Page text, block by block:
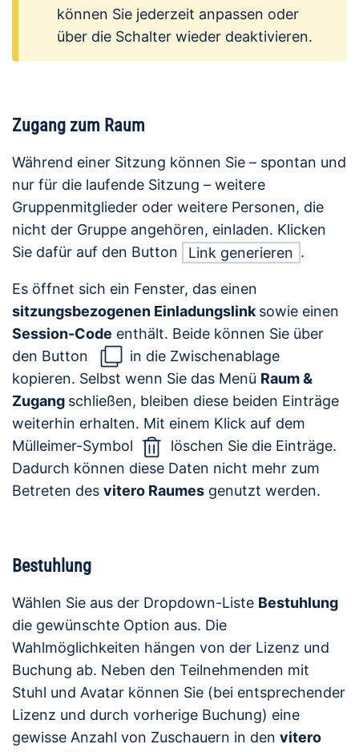
können Sie jederzeit anpassen oder
über die Schalter wieder deaktivieren.
Zugang zum Raum
Während einer Sitzung können Sie – spontan und
nur für die laufende Sitzung – weitere
Gruppenmitglieder oder weitere Personen, die
nicht der Gruppe angehören, einladen. Klicken
Sie dafür auf den Button
Link generieren .
Es öffnet sich ein Fenster, das einen
sitzungsbezogenen Einladungslink sowie einen
Session-Code enthält. Beide können Sie über
den Button
in die Zwischenablage
kopieren. Selbst wenn Sie das Menü Raum &
Zugang schließen, bleiben diese beiden Einträge
weiterhin erhalten. Mit einem Klick auf dem
Mülleimer-Symbol
löschen Sie die Einträge.
Dadurch können diese Daten nicht mehr zum
Betreten des vitero Raumes genutzt werden.
Bestuhlung
Wählen Sie aus der Dropdown-Liste Bestuhlung
die gewünschte Option aus. Die
Wahlmöglichkeiten hängen von der Lizenz und
Buchung ab. Neben den Teilnehmenden mit
Stuhl und Avatar können Sie (bei entsprechender
Lizenz und durch vorherige Buchung) eine
gewisse Anzahl von Zuschauern in den vitero